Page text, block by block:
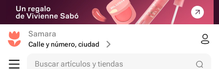
Samara
Calle y número, ciudad
Buscar artículos y tiendas